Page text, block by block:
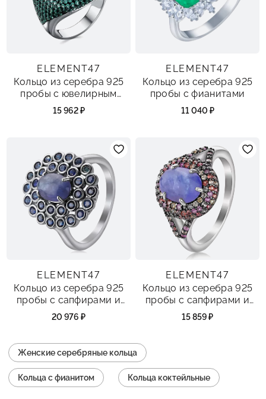
ELEMENT47
Кольцо из серебра 925
пробы с ювелирным
стеклом и фианитами
15 962 ₽
ELEMENT47
Кольцо из серебра 925
пробы с фианитами
11 040 ₽
ELEMENT47
Кольцо из серебра 925
пробы с сапфирами и
танзанитами
20 976 ₽
ELEMENT47
Кольцо из серебра 925
пробы с сапфирами и
танзанитами
15 859 ₽
Женские серебряные кольца
Кольца с фианитом Кольца коктейльные